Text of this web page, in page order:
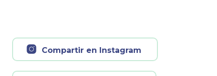
Compartir en Instagram